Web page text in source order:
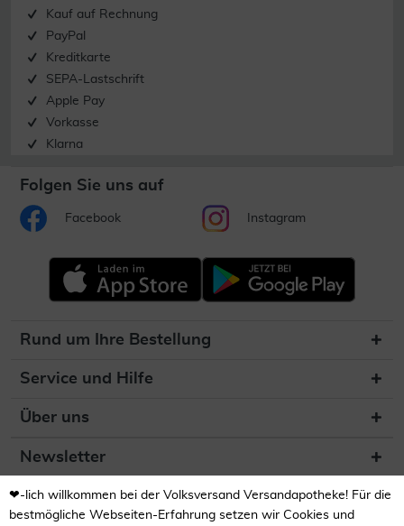
Kauf auf Rechnung
PayPal
Kreditkarte
SEPA-Lastschrift
Apple Pay
Vorkasse
Klarna
Folgen Sie uns auf
Facebook Instagram
Rund um Ihre Bestellung
Service und Hilfe
Über uns
Newsletter
(DE) Zur Überprüfung der
Legalität dieser Website
hier klicken
❤-lich willkommen bei der Volksversand Versandapotheke! Für die
bestmögliche Webseiten-Erfahrung setzen wir Cookies und